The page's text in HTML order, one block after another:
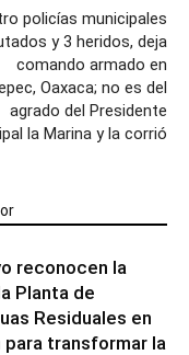
policías municipales
y 3 heridos, deja
comando armado en
Oaxaca; no es del
agrado del Presidente
la Marina y la corrió
reconocen la
Planta de
Residuales en
para transformar la